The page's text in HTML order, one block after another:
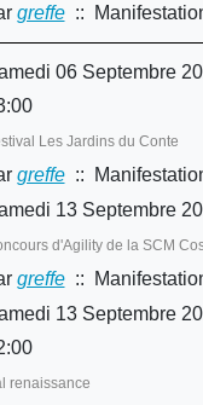
greffe::
06 Septembre
Les Jardins du Conte
greffe::
13 Septembre
d'Agility de la SCM
greffe::
13 Septembre
renaissance